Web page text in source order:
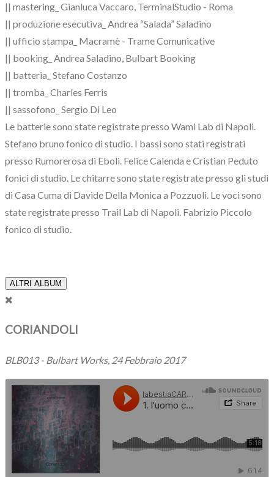
|| mastering_ Gianluca Vaccaro, TerminalStudio - Roma
|| produzione esecutiva_ Andrea “Salada” Saladino
|| ufficio stampa_ Macramè - Trame Comunicative
|| booking_ Andrea Saladino, Bulbart Booking
|| batteria_ Stefano Costanzo
|| tromba_ Charles Ferris
|| sassofono_ Sergio Di Leo
Le batterie sono state registrate presso Wami Lab di Napoli.
Stefano bruno fonico di studio. I bassi sono stati registrati
presso Rumorerosa di Eboli. Felice Calenda e Cristian Peduto
fonici di studio. Le chitarre sono state registrate presso gli studi
di Casa Cuma di Davide Della Monica a Pozzuoli. Le voci sono
state registrate presso Trail Lab di Napoli. Fabrizio Piccolo
fonico di studio.
ALTRI ALBUM
CORIANDOLI
BLB013 - Bulbart Works, 24 Febbraio 2017